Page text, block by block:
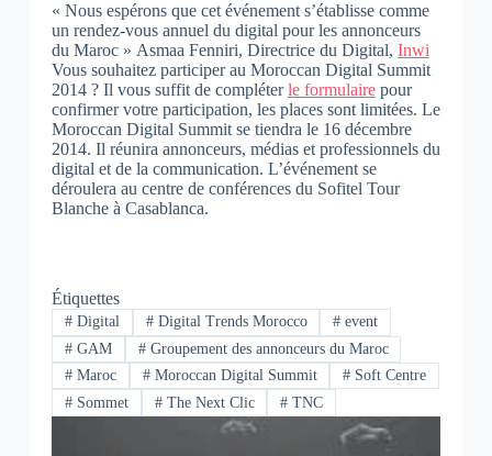
« Nous espérons que cet événement s’établisse comme
un rendez-vous annuel du digital pour les annonceurs
du Maroc » Asmaa Fenniri, Directrice du Digital, Inwi
Vous souhaitez participer au Moroccan Digital Summit
2014 ? Il vous suffit de compléterle formulairepour
confirmer votre participation, les places sont limitées. Le
Moroccan Digital Summit se tiendra le 16 décembre
2014. Il réunira annonceurs, médias et professionnels du
digital et de la communication. L’événement se
déroulera au centre de conférences du Sofitel Tour
Blanche à Casablanca.
Étiquettes
#Digital #Digital Trends Morocco # event
#GAM #Groupement des annonceurs du Maroc
#Maroc #Moroccan Digital Summit # Soft Centre
#Sommet #The Next Clic # TNC